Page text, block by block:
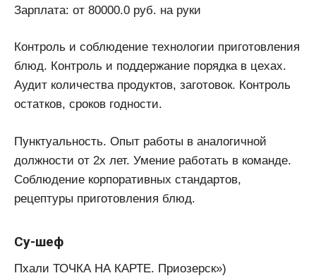
Зарплата: от 80000.0 руб. на руки
Контроль и соблюдение технологии приготовления
блюд. Контроль и поддержание порядка в цехах.
Аудит количества продуктов, заготовок. Контроль
остатков, сроков годности.
Пунктуальность. Опыт работы в аналогичной
должности от 2х лет. Умение работать в команде.
Соблюдение корпоративных стандартов,
рецептуры приготовления блюд.
Су-шеф
Пхали ТОЧКА НА КАРТЕ. Приозерск»)